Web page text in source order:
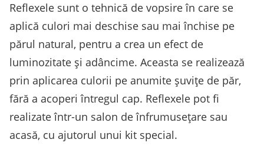
Reflexele sunt o tehnică de vopsire în care se
aplică culori mai deschise sau mai închise pe
părul natural, pentru a crea un efect de
luminozitate și adâncime. Aceasta se realizează
prin aplicarea culorii pe anumite șuvițe de păr,
fără a acoperi întregul cap. Reflexele pot fi
realizate într-un salon de înfrumusețare sau
acasă, cu ajutorul unui kit special.